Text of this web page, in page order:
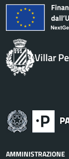
Villar
AMMINISTRAZIONE